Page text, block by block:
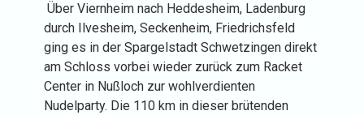
Über Viernheim nach Heddesheim, Ladenburg
durch Ilvesheim, Seckenheim, Friedrichsfeld
ging es in der Spargelstadt Schwetzingen direkt
am Schloss vorbei wieder zurück zum Racket
Center in Nußloch zur wohlverdienten
Nudelparty. Die 110 km in dieser brütenden